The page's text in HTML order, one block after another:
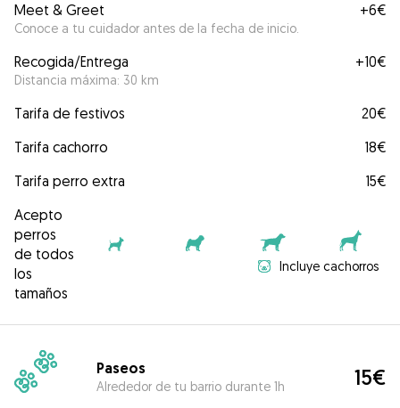
Meet & Greet
Conoce a tu cuidador antes de la fecha de inicio.
+6€
Recogida/Entrega
Distancia máxima: 30 km
+10€
Tarifa de festivos
20€
Tarifa cachorro
18€
Tarifa perro extra
15€
Acepto
perros
de todos
los
tamaños
Incluye cachorros
Paseos
Alrededor de tu barrio durante 1h 15€